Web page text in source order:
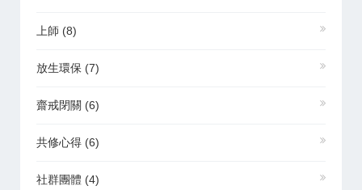
上師 (8)
放生環保 (7)
齋戒閉關 (6)
共修心得 (6)
社群團體 (4)